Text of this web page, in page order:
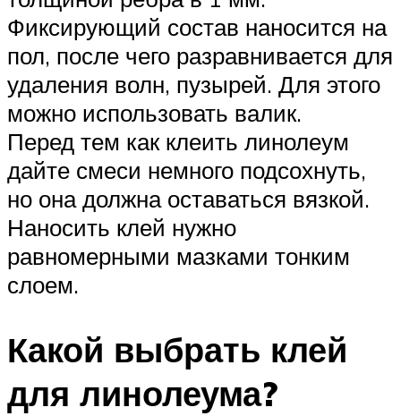
Фиксирующий состав наносится на
пол, после чего разравнивается для
удаления волн, пузырей. Для этого
можно использовать валик.
Перед тем как клеить линолеум
дайте смеси немного подсохнуть,
но она должна оставаться вязкой.
Наносить клей нужно
равномерными мазками тонким
слоем.
Какой выбрать клей
для линолеума?